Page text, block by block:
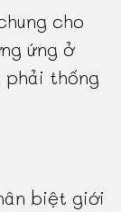
cho
ứng ở
phải thống
biệt giới